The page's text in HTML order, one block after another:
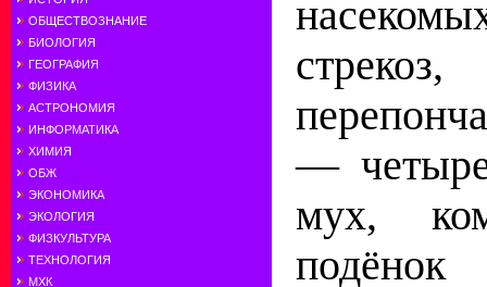
ОБЩЕСТВОЗНАНИЕ
БИОЛОГИЯ
ГЕОГРАФИЯ
ФИЗИКА
АСТРОНОМИЯ
ИНФОРМАТИКА
ХИМИЯ
ОБЖ
ЭКОНОМИКА
ЭКОЛОГИЯ
ФИЗКУЛЬТУРА
ТЕХНОЛОГИЯ
МХК
—
мух,